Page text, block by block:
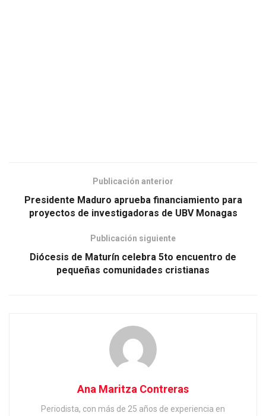
Publicación anterior
Presidente Maduro aprueba financiamiento para
proyectos de investigadoras de UBV Monagas
Publicación siguiente
Diócesis de Maturín celebra 5to encuentro de
pequeñas comunidades cristianas
Ana Maritza Contreras
Periodista, con más de 25 años de experiencia en